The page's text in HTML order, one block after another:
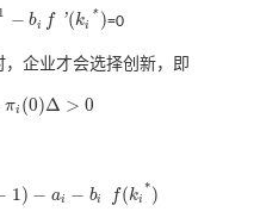
1 − bi f '(ki
* )
f '( ki* ) =0
企业才会选择创新，即
πi (0)Δ > 0
0
1) − ai − bi f(ki
*)
( ki*)